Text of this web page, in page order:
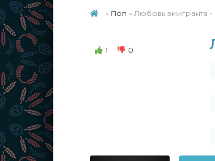
» Поп » Любовь эмигранта
1 0